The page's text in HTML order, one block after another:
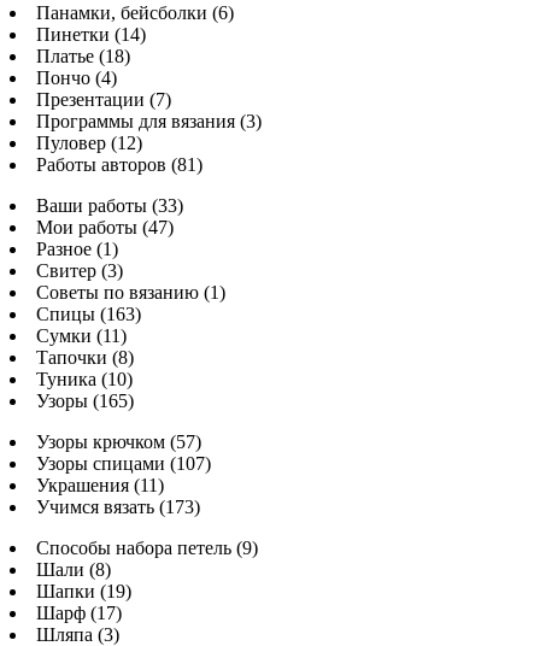
Панамки, бейсболки (6)
Пинетки (14)
Платье (18)
Пончо (4)
Презентации (7)
Программы для вязания (3)
Пуловер (12)
Работы авторов (81)
Ваши работы (33)
Мои работы (47)
Разное (1)
Свитер (3)
Советы по вязанию (1)
Спицы (163)
Сумки (11)
Тапочки (8)
Туника (10)
Узоры (165)
Узоры крючком (57)
Узоры спицами (107)
Украшения (11)
Учимся вязать (173)
Способы набора петель (9)
Шали (8)
Шапки (19)
Шарф (17)
Шляпа (3)